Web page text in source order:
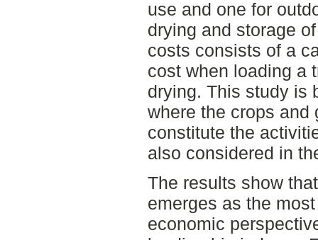
use and one for
drying and storage
costs consists of a
cost when loading a
drying. This study is
where the crops and
constitute the
also considered in
The results show
emerges as the
economic